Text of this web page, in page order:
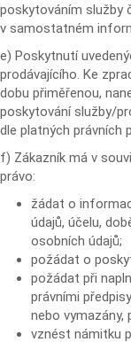
poskytováním služby
v samostatném
e) Poskytnutí
prodávajícího. Ke
dobu přiměřenou,
poskytování služby/
dle platných právních
f) Zákazník má v
právo:
žádat o
údajů, účelu,
osobních údajů;
požádat o
požádat při
právními
nebo vymazány,
vznést námitku